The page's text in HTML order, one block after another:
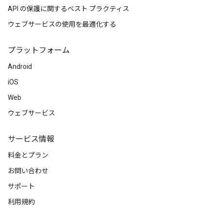
API の保護に関するベスト プラクティス
ウェブサービスの使用を最適化する
プラットフォーム
Android
iOS
Web
ウェブサービス
サービス情報
料金とプラン
お問い合わせ
サポート
利用規約